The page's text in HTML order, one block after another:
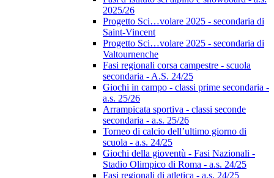
2025/26
Progetto Sci…volare 2025 - secondaria di
Saint-Vincent
Progetto Sci…volare 2025 - secondaria di
Valtournenche
Fasi regionali corsa campestre - scuola
secondaria - A.S. 24/25
Giochi in campo - classi prime secondaria -
a.s. 25/26
Arrampicata sportiva - classi seconde
secondaria - a.s. 25/26
Torneo di calcio dell’ultimo giorno di
scuola - a.s. 24/25
Giochi della gioventù - Fasi Nazionali -
Stadio Olimpico di Roma - a.s. 24/25
Fasi regionali di atletica - a.s. 24/25